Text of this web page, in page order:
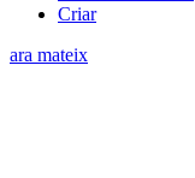
Criar
ara mateix